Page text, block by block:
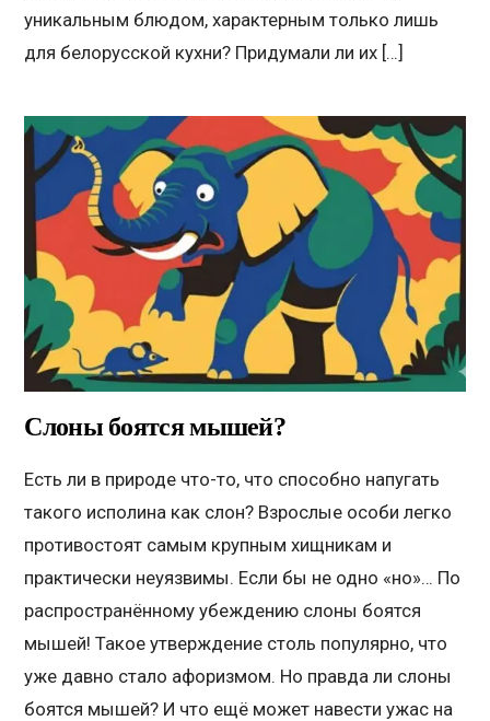
уникальным блюдом, характерным только лишь
для белорусской кухни? Придумали ли их […]
Слоны боятся мышей?
Есть ли в природе что-то, что способно напугать
такого исполина как слон? Взрослые особи легко
противостоят самым крупным хищникам и
практически неуязвимы. Если бы не одно «но»… По
распространённому убеждению слоны боятся
мышей! Такое утверждение столь популярно, что
уже давно стало афоризмом. Но правда ли слоны
боятся мышей? И что ещё может навести ужас на